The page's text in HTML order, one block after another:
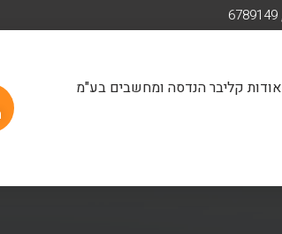
אודות קליבר הנדסה ומחשבים בע"מ